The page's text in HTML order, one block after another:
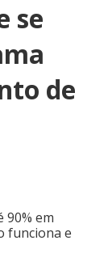
se
de
90% em
funciona e